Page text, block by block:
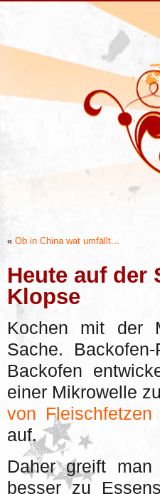
« Ob in China wat umfällt…
Heute auf der
Klopse
Kochen mit der
Sache.
Backofen
einer Mikrowelle
von
auf.
Daher greift
besser zu